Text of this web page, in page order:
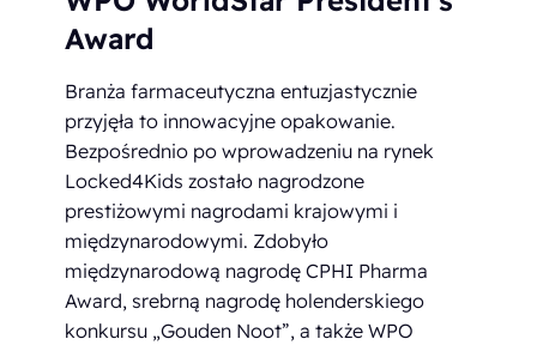
Award
Branża farmaceutyczna entuzjastycznie
przyjęła to innowacyjne opakowanie.
Bezpośrednio po wprowadzeniu na rynek
Locked4Kids zostało nagrodzone
prestiżowymi nagrodami krajowymi i
międzynarodowymi. Zdobyło
międzynarodową nagrodę CPHI Pharma
Award, srebrną nagrodę holenderskiego
konkursu „Gouden Noot”, a także WPO